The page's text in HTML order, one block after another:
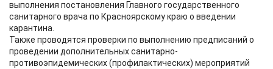
выполнения постановления Главного государственного
санитарного врача по Красноярскому краю о введении
карантина.
Также проводятся проверки по выполнению предписаний о
проведении дополнительных санитарно-
противоэпидемических (профилактических) мероприятий